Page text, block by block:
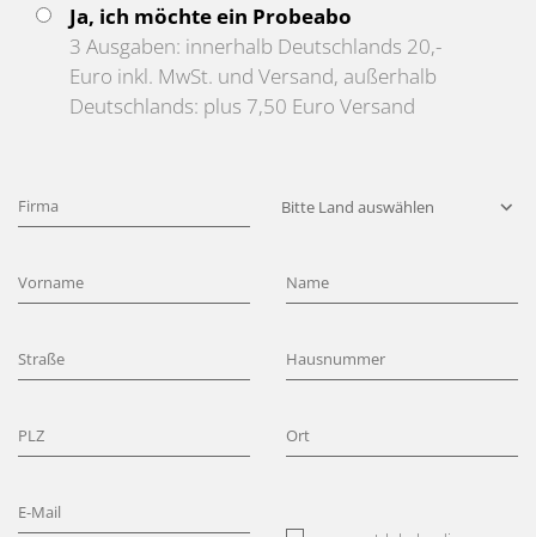
Ja, ich möchte ein Probeabo
3 Ausgaben: innerhalb Deutschlands 20,-
Euro inkl. MwSt. und Versand, außerhalb
Deutschlands: plus 7,50 Euro Versand